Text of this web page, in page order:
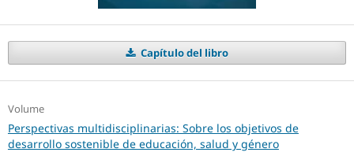
Capítulo del libro
Volume
Perspectivas multidisciplinarias: Sobre los objetivos de
desarrollo sostenible de educación, salud y género